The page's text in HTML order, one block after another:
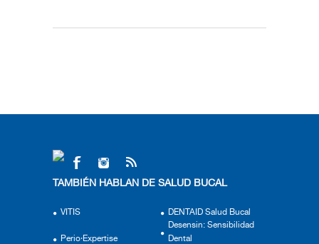
TAMBIÉN HABLAN DE SALUD BUCAL
VITIS DENTAID Salud Bucal
Perio·Expertise
Desensin: Sensibilidad
Dental